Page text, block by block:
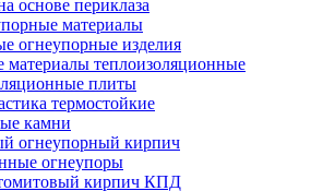
основе периклаза
материалы
огнеупорные изделия
материалы теплоизоляционные
плиты
термостойкие
камни
огнеупорный кирпич
огнеупоры
кирпич КПД